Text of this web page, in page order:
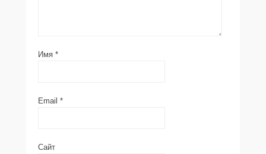
Имя *
Email *
Сайт